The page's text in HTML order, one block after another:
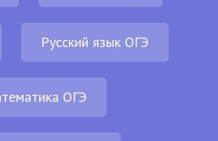
Русский язык ОГЭ
ОГЭ